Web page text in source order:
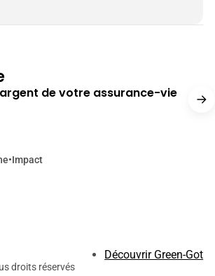
de votre assurance-vie
•Impact
droits réservés
Découvrir Green-Got